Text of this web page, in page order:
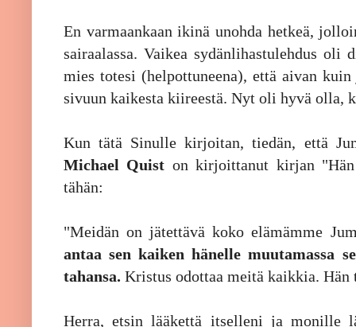
En varmaankaan ikinä unohda hetkeä,
sairaalassa. Vaikea sydänlihastulehdus
mies totesi (helpottuneena), että aivan
sivuun kaikesta kiireestä. Nyt oli hyvä olla,
Kun tätä Sinulle kirjoitan, tiedän, että
Michael Quist on kirjoittanut kirjan
tähän:
"Meidän on jätettävä koko elämämme
antaa sen kaiken hänelle muutamassa
tahansa. Kristus odottaa meitä kaikkia. Hän
Herra, etsin lääkettä itselleni ja monille